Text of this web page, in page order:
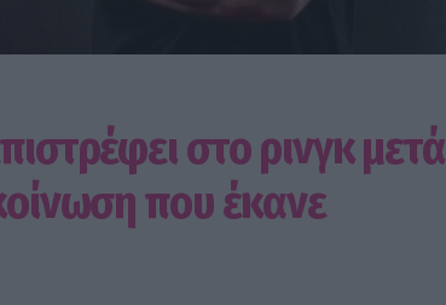
στο ρινγκ μετά
που έκανε